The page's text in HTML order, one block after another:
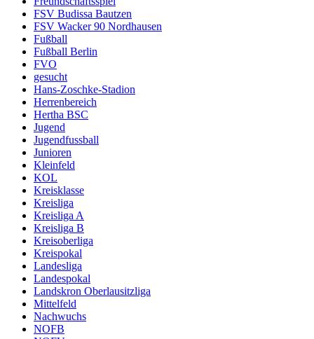
FSV Budissa Bautzen
FSV Wacker 90 Nordhausen
Fußball
Fußball Berlin
FVO
gesucht
Hans-Zoschke-Stadion
Herrenbereich
Hertha BSC
Jugend
Jugendfussball
Junioren
Kleinfeld
KOL
Kreisklasse
Kreisliga
Kreisliga A
Kreisliga B
Kreisoberliga
Kreispokal
Landesliga
Landespokal
Landskron Oberlausitzliga
Mittelfeld
Nachwuchs
NOFB